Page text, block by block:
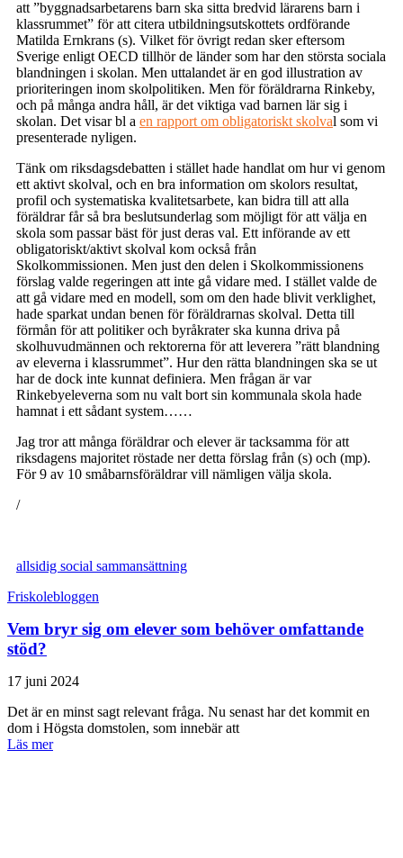
att ”byggnadsarbetarens barn ska sitta bredvid lärarens barn i
klassrummet” för att citera utbildningsutskottets ordförande
Matilda Ernkrans (s). Vilket för övrigt redan sker eftersom
Sverige enligt OECD tillhör de länder som har den största sociala
blandningen i skolan. Men uttalandet är en god illustration av
prioriteringen inom skolpolitiken. Men för föräldrarna Rinkeby,
och på många andra håll, är det viktiga vad barnen lär sig i
skolan. Det visar bl a en rapport om obligatoriskt skolval som vi
presenterade nyligen.
Tänk om riksdagsdebatten i stället hade handlat om hur vi genom
ett aktivt skolval, och en bra information om skolors resultat,
profil och systematiska kvalitetsarbete, kan bidra till att alla
föräldrar får så bra beslutsunderlag som möjligt för att välja en
skola som passar bäst för just deras val. Ett införande av ett
obligatoriskt/aktivt skolval kom också från
Skolkommissionen. Men just den delen i Skolkommissionens
förslag valde regeringen att inte gå vidare med. I stället valde de
att gå vidare med en modell, som om den hade blivit verklighet,
hade sparkat undan benen för föräldrarnas skolval. Detta till
förmån för att politiker och byråkrater ska kunna driva på
skolhuvudmännen och rektorerna för att leverera ”rätt blandning
av eleverna i klassrummet”. Hur den rätta blandningen ska se ut
har de dock inte kunnat definiera. Men frågan är var
Rinkebyeleverna som nu valt bort sin kommunala skola hade
hamnat i ett sådant system……
Jag tror att många föräldrar och elever är tacksamma för att
riksdagens majoritet röstade ner detta förslag från (s) och (mp).
För 9 av 10 småbarnsföräldrar vill nämligen välja skola.
/
allsidig social sammansättning
Friskolebloggen
Vem bryr sig om elever som behöver omfattande
stöd?
17 juni 2024
Det är en minst sagt relevant fråga. Nu senast har det kommit en
dom i Högsta domstolen, som innebär att
Läs mer